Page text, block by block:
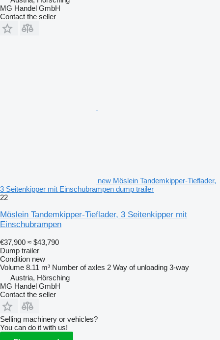
MG Handel GmbH
Contact the seller
new Möslein Tandemkipper-Tieflader,
3 Seitenkipper mit Einschubrampen dump trailer
22
Möslein Tandemkipper-Tieflader, 3 Seitenkipper mit
Einschubrampen
€37,900 ≈ $43,790
Dump trailer
Condition new
Volume 8.11 m³ Number of axles 2 Way of unloading 3-way
Austria, Hörsching
MG Handel GmbH
Contact the seller
Selling machinery or vehicles?
You can do it with us!